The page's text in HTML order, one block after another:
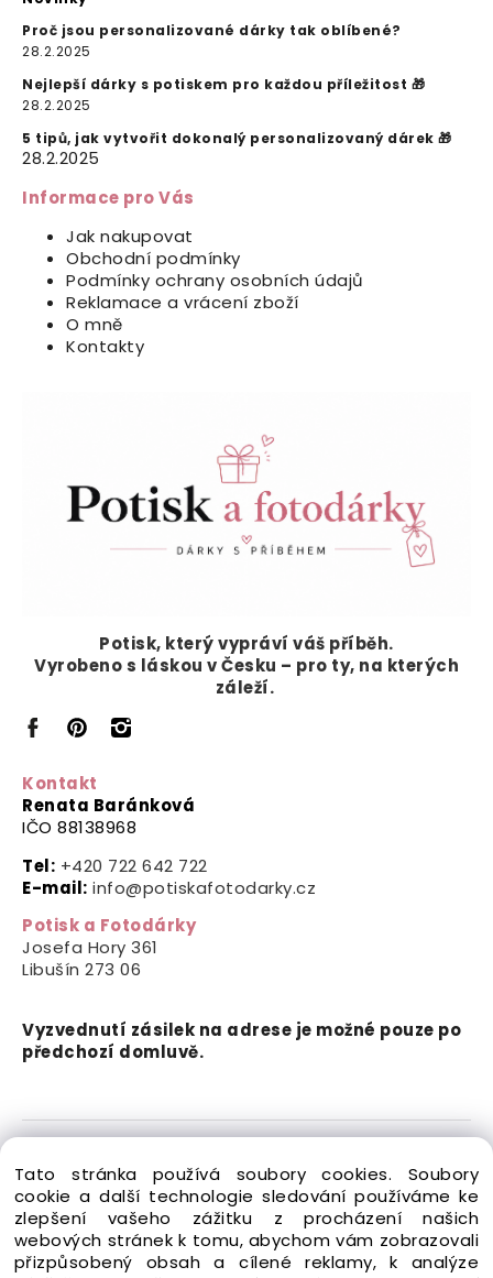
Proč jsou personalizované dárky tak oblíbené?
28.2.2025
Nejlepší dárky s potiskem pro každou příležitost 🎁
28.2.2025
5 tipů, jak vytvořit dokonalý personalizovaný dárek 🎁
28.2.2025
Informace pro Vás
Jak nakupovat
Obchodní podmínky
Podmínky ochrany osobních údajů
Reklamace a vrácení zboží
O mně
Kontakty
Potisk, který vyprávíváš příběh.
Vyrobeno s láskou v Česku – pro ty, na kterých
záleží.
Kontakt
Renata Baránková
IČO 88138968
Tel: +420 722 642 722
E-mail: info@potiskafotodarky.cz
Potisk a Fotodárky
Josefa Hory 361
Libušín 273 06
Vyzvednutí zásilek na adrese je možné pouze po
předchozí domluvě.
práva vyhrazena.
Tato stránka používá soubory cookies. Soubory
cookie a další technologie sledování používáme ke
zlepšení vašeho zážitku z procházení našich
webových stránek k tomu, abychom vám zobrazovali
přizpůsobený obsah a cílené reklamy, k analýze